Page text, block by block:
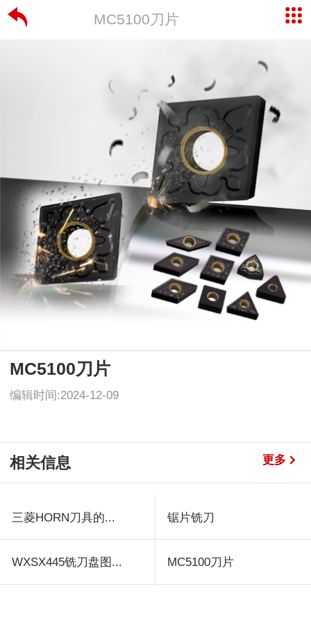
MC5100刀片
MC5100刀片
编辑时间:2024-12-09
相关信息 更多
三菱HORN刀具的... 锯片铣刀
WXSX445铣刀盘图... MC5100刀片